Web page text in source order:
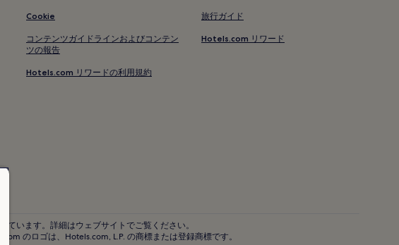
Cookie
コンテンツガイドラインおよびコンテン
ツの報告
Hotels.com リワードの利用規約
旅行ガイド
Hotels.com リワード
います。詳細はウェブサイトでご覧ください。
のロゴは、Hotels.com, L.P. の商標または登録商標です。